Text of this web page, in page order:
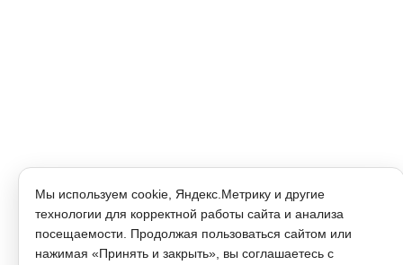
Мы используем cookie, Яндекс.Метрику и другие
технологии для корректной работы сайта и анализа
посещаемости. Продолжая пользоваться сайтом или
нажимая «Принять и закрыть», вы соглашаетесь с